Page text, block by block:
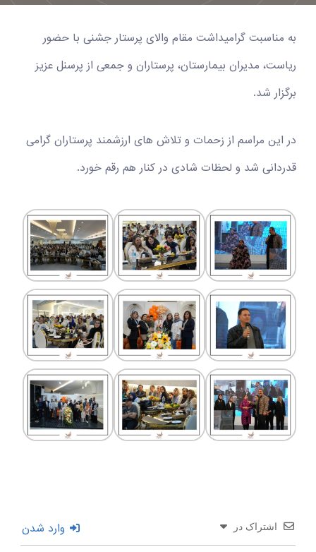
به مناسبت گرامیداشت مقام والای پرستار جشنی با حضور
ریاست، مدیران بیمارستان، پرستاران و جمعی از پرسنل عزیز
برگزار شد.
در این مراسم از زحمات و تلاش های ارزشمند پرستاران گرامی
قدردانی شد و لحظات شادی در کنار هم رقم خورد.
اشتراک در وارد شدن